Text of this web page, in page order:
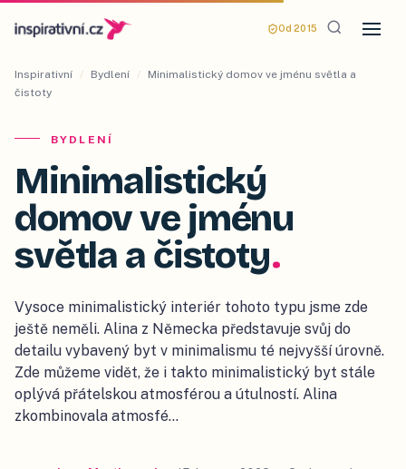
Od 2015
Inspirativní / Bydlení /
Minimalistický domov ve jménu světla a
čistoty
BYDLENÍ
Minimalistický
domov ve jménu
světla a čistoty.
Vysoce minimalistický interiér tohoto typu jsme zde
ještě neměli. Alina z Německa představuje svůj do
detailu vybavený byt v minimalismu té nejvyšší úrovně.
Zde můžeme vidět, že i takto minimalistický byt stále
oplývá přátelskou atmosférou a útulností. Alina
zkombinovala atmosfé…